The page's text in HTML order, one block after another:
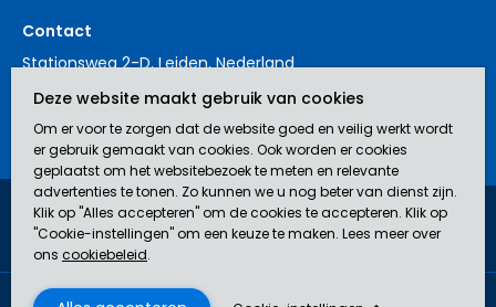
Contact
Stationsweg 2-D, Leiden, Nederland
+31 88 3214561
contact@johoinsurances.org
JoHo Insurances is een door de AFM erkend bemiddelaar (nr.
12043929) in verzekeringen.
DisclaimerPrivacyverklaring Algemene Voorwaarden
Deze website maakt gebruik van cookies
Om er voor te zorgen dat de website goed en veilig werkt wordt
er gebruik gemaakt van cookies. Ook worden er cookies
geplaatst om het websitebezoek te meten en relevante
advertenties te tonen. Zo kunnen we u nog beter van dienst zijn.
Klik op "Alles accepteren" om de cookies te accepteren. Klik op
"Cookie-instellingen" om een keuze te maken. Lees meer over
ons cookiebeleid.